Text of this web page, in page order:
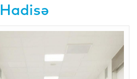
Hadisə